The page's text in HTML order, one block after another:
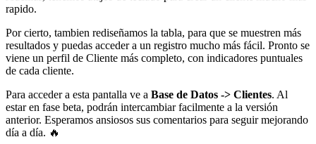
rapido.
Por cierto, tambien rediseñamos la tabla, para que se muestren más
resultados y puedas acceder a un registro mucho más fácil. Pronto se
viene un perfil de Cliente más completo, con indicadores puntuales
de cada cliente.
Para acceder a esta pantalla ve a Base de Datos -> Clientes. Al
estar en fase beta, podrán intercambiar facilmente a la versión
anterior. Esperamos ansiosos sus comentarios para seguir mejorando
día a día. 🔥